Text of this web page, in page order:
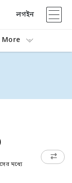
লগইন
More
মধ্যে